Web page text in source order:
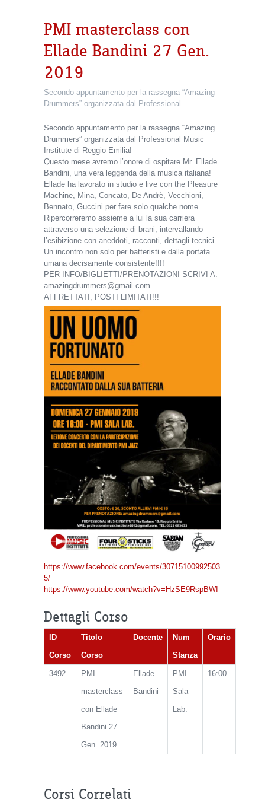
PMI masterclass con
Ellade Bandini 27 Gen.
2019
Secondo appuntamento per la rassegna “Amazing
Drummers” organizzata dal Professional...
Secondo appuntamento per la rassegna “Amazing
Drummers” organizzata dal Professional Music
Institute di Reggio Emilia!
Questo mese avremo l’onore di ospitare Mr. Ellade
Bandini, una vera leggenda della musica italiana!
Ellade ha lavorato in studio e live con the Pleasure
Machine, Mina, Concato, De Andrè, Vecchioni,
Bennato, Guccini per fare solo qualche nome….
Ripercorreremo assieme a lui la sua carriera
attraverso una selezione di brani, intervallando
l’esibizione con aneddoti, racconti, dettagli tecnici.
Un incontro non solo per batteristi e dalla portata
umana decisamente consistente!!!!
PER INFO/BIGLIETTI/PRENOTAZIONI SCRIVI A:
amazingdrummers@gmail.com
AFFRETTATI, POSTI LIMITATI!!!
https://www.facebook.com/events/30715100992503
5/
https://www.youtube.com/watch?v=HzSE9RspBWI
Dettagli Corso
ID
Corso
Titolo
Corso
Docente
Num
Stanza
Orario
3492
PMI
masterclass
con Ellade
Bandini 27
Gen. 2019
Ellade
Bandini
PMI
Sala
Lab.
16:00
Corsi Correlati